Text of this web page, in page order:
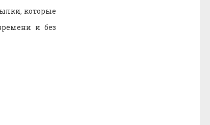
которые
и без